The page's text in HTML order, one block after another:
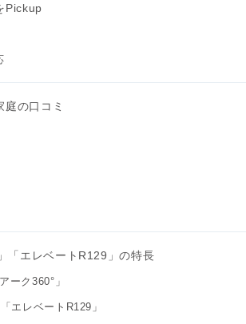
Pickup
の口コミ
「エレベートR129」の特長
ーク360°」
エレベートR129」